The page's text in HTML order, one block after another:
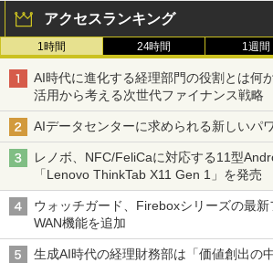
アクセスランキング
1時間 24時間 1週間
AI時代に進化する経理部門の役割とは
活用から考える次世代ファイナンス戦略
AIデータセンターに求められる新しいパ
レノボ、NFC/FeliCaに対応する11型
「Lenovo ThinkTab X11 Gen 1」を発売
ウォッチガード、Fireboxシリーズの最
WAN機能を追加
生成AI時代の経理財務部は「価値創出